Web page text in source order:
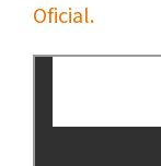
Oficial.